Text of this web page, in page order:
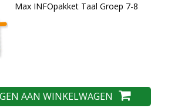
Max INFOpakket Taal Groep 7-8
AAN WINKELWAGEN